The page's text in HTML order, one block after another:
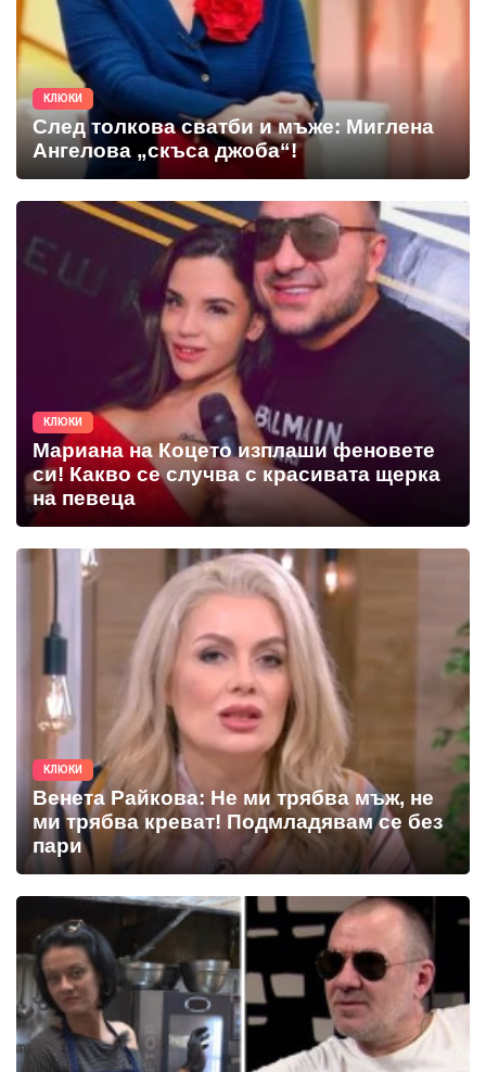
КЛЮКИ
След толкова сватби и мъже: Миглена
Ангелова „скъса джоба“!
КЛЮКИ
Мариана на Коцето изплаши феновете
си! Какво се случва с красивата щерка
на певеца
КЛЮКИ
Венета Райкова: Не ми трябва мъж, не
ми трябва креват! Подмладявам се без
пари